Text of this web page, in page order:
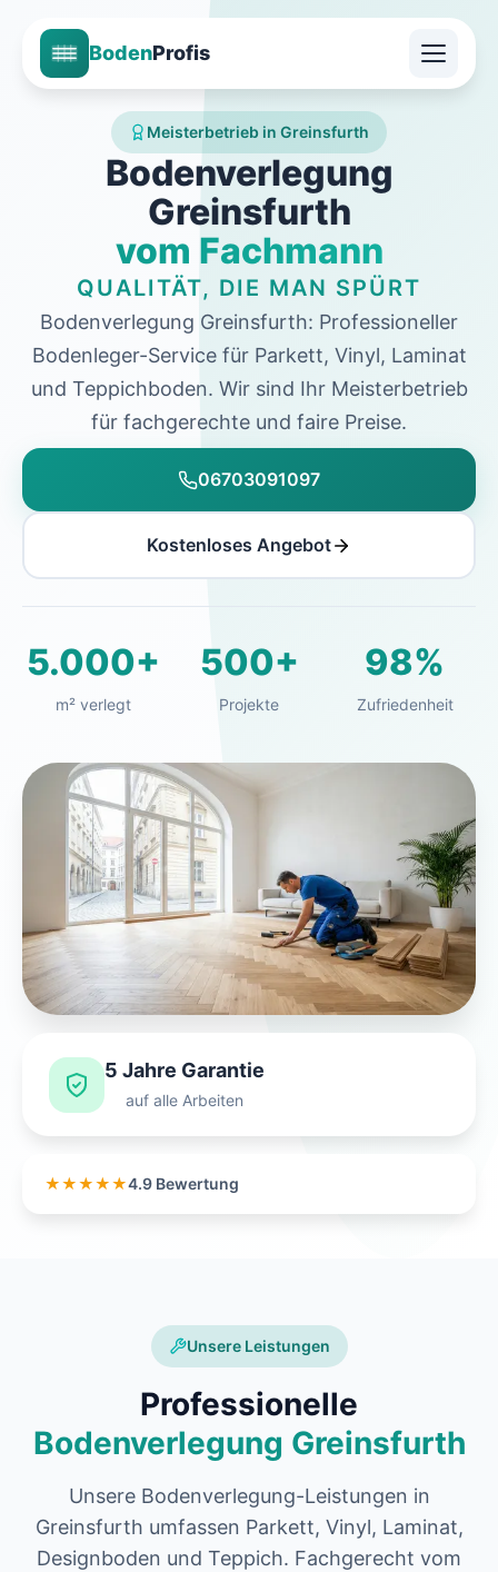
BodenProfis
Meisterbetrieb in Greinsfurth
Bodenverlegung
Greinsfurth
vom Fachmann
QUALITÄT, DIE MAN SPÜRT
Bodenverlegung Greinsfurth: Professioneller
Bodenleger-Service für Parkett, Vinyl, Laminat
und Teppichboden. Wir sind Ihr Meisterbetrieb
für fachgerechte und faire Preise.
06703091097
Kostenloses Angebot
5.000+
m² verlegt
500+
Projekte
98%
Zufriedenheit
5 Jahre Garantie
auf alle Arbeiten
★★★★★4.9 Bewertung
Unsere Leistungen
Professionelle
Bodenverlegung Greinsfurth
Unsere Bodenverlegung-Leistungen in
Greinsfurth umfassen Parkett, Vinyl, Laminat,
Designboden und Teppich. Fachgerecht vom